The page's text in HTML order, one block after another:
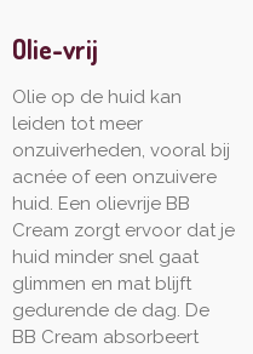
Olie-vrij
Olie op de huid kan
leiden tot meer
onzuiverheden, vooral bij
acnée of een onzuivere
huid. Een olievrije BB
Cream zorgt ervoor dat je
huid minder snel gaat
glimmen en mat blijft
gedurende de dag. De
BB Cream absorbeert